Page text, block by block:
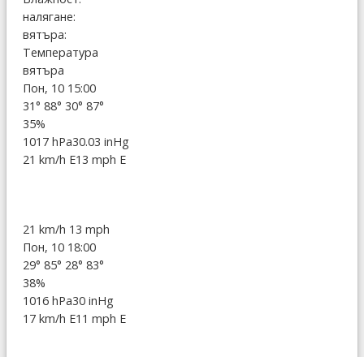
налягане:
вятъра:
Температура
вятъра
Пон, 10 15:00
31° 88° 30° 87°
35%
1017 hPa30.03 inHg
21 km/h E13 mph E
21 km/h 13 mph
Пон, 10 18:00
29° 85° 28° 83°
38%
1016 hPa30 inHg
17 km/h E11 mph E